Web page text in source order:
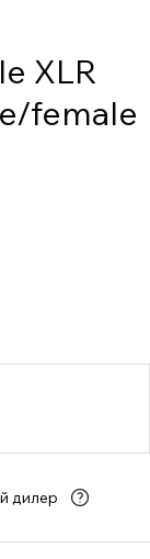
XLR
female
дилер